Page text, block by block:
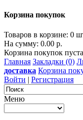
Корзина покупок
Товаров в корзине: 0
На сумму: 0.00 р.
Корзина покупок
Главная Закладки (0)
доставка Корзина
Войти | Регистрация
Меню